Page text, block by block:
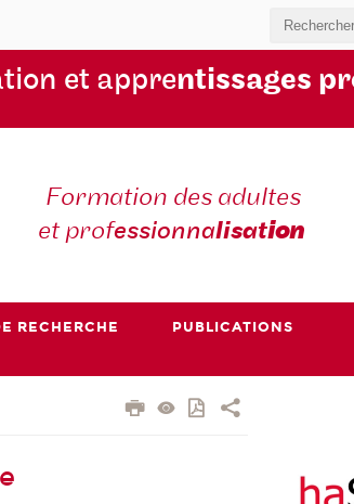
tion et apprentissages
Formation des adultes
et professionnalisation
RECHERCHE PUBLICATIONS